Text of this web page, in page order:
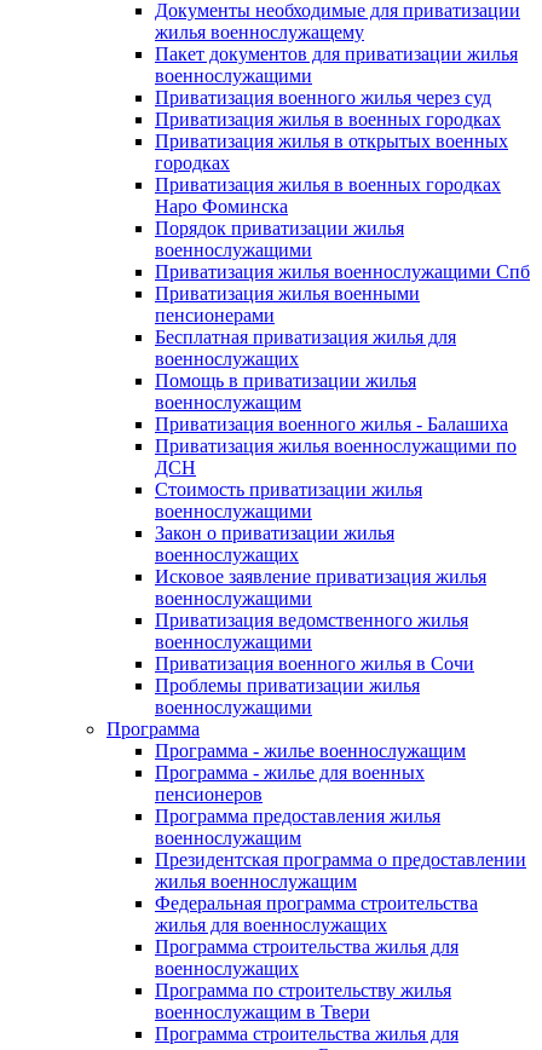
Документы необходимые для приватизации
жилья военнослужащему
Пакет документов для приватизации жилья
военнослужащими
Приватизация военного жилья через суд
Приватизация жилья в военных городках
Приватизация жилья в открытых военных
городках
Приватизация жилья в военных городках
Наро Фоминска
Порядок приватизации жилья
военнослужащими
Приватизация жилья военнослужащими Спб
Приватизация жилья военными
пенсионерами
Бесплатная приватизация жилья для
военнослужащих
Помощь в приватизации жилья
военнослужащим
Приватизация военного жилья - Балашиха
Приватизация жилья военнослужащими по
ДСН
Стоимость приватизации жилья
военнослужащими
Закон о приватизации жилья
военнослужащих
Исковое заявление приватизация жилья
военнослужащими
Приватизация ведомственного жилья
военнослужащими
Приватизация военного жилья в Сочи
Проблемы приватизации жилья
военнослужащими
Программа
Программа - жилье военнослужащим
Программа - жилье для военных
пенсионеров
Программа предоставления жилья
военнослужащим
Президентская программа о предоставлении
жилья военнослужащим
Федеральная программа строительства
жилья для военнослужащих
Программа строительства жилья для
военнослужащих
Программа по строительству жилья
военнослужащим в Твери
Программа строительства жилья для